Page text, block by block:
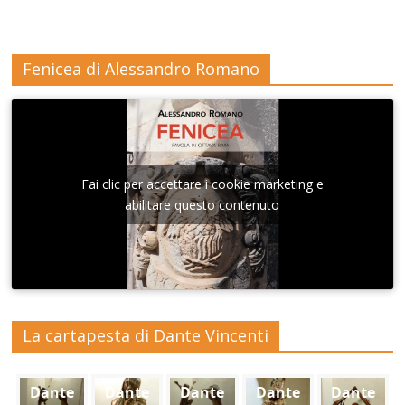
Fenicea di Alessandro Romano
Fai clic per accettare i cookie marketing e
abilitare questo contenuto
La cartapesta di Dante Vincenti
Dante
Dante
Dante
Dante
Dante